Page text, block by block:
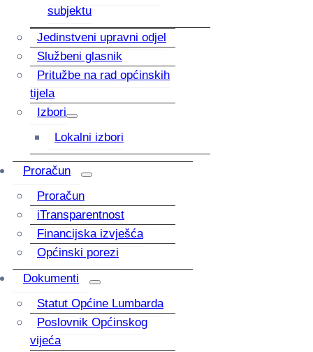
subjektu
Jedinstveni upravni odjel
Službeni glasnik
Pritužbe na rad općinskih
tijela
Izbori
Lokalni izbori
Proračun
Proračun
iTransparentnost
Financijska izvješća
Općinski porezi
Dokumenti
Statut Općine Lumbarda
Poslovnik Općinskog
vijeća